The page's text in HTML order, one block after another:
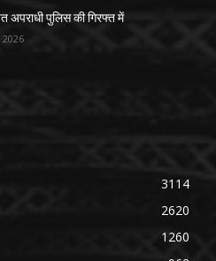
अपराधी पुलिस की गिरफ्त में
3114
2620
1260